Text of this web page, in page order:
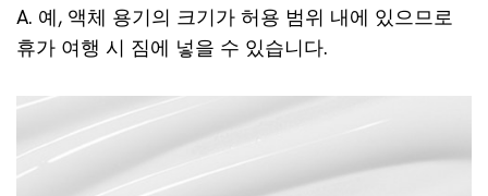
A. 예, 액체 용기의 크기가 허용 범위 내에 있으므로
휴가 여행 시 짐에 넣을 수 있습니다.